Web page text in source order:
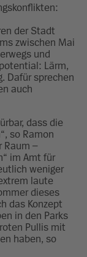
der Stadt
zwischen Mai
und
Lärm,
Dafür sprechen
auch
dass die
so Ramon
Raum –
im Amt für
weniger
laute
dieses
das Konzept
in den Parks
Pullis mit
haben, so